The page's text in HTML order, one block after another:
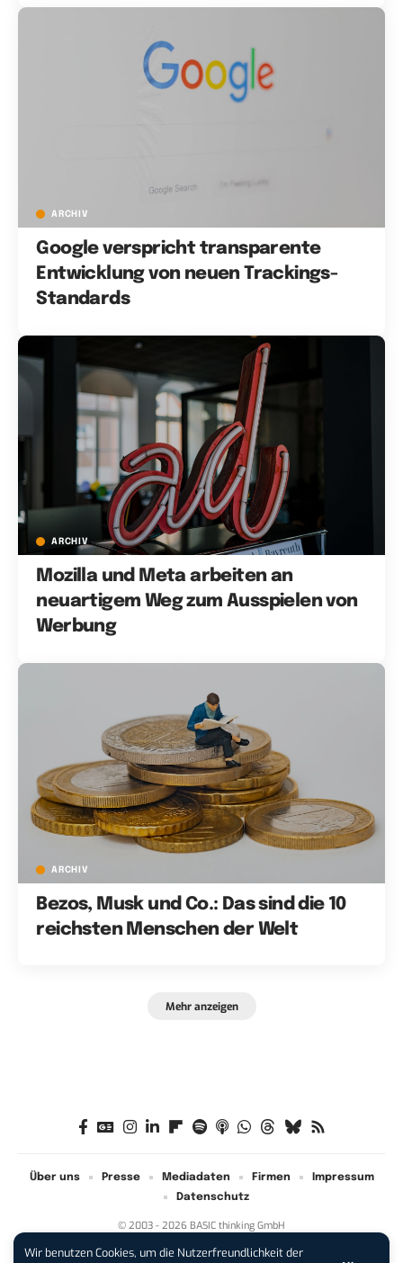
Wir benutzen Cookies, um die Nutzerfreundlichkeit der
ARCHIV
Google verspricht transparente
Entwicklung von neuen Trackings-
Standards
ARCHIV
Mozilla und Meta arbeiten an
neuartigem Weg zum Ausspielen von
Werbung
ARCHIV
Bezos, Musk und Co.: Das sind die 10
reichsten Menschen der Welt
Mehr anzeigen
© 2003 - 2026 BASIC thinking GmbH
Über uns Presse Mediadaten Firmen
Impressum
Datenschutz